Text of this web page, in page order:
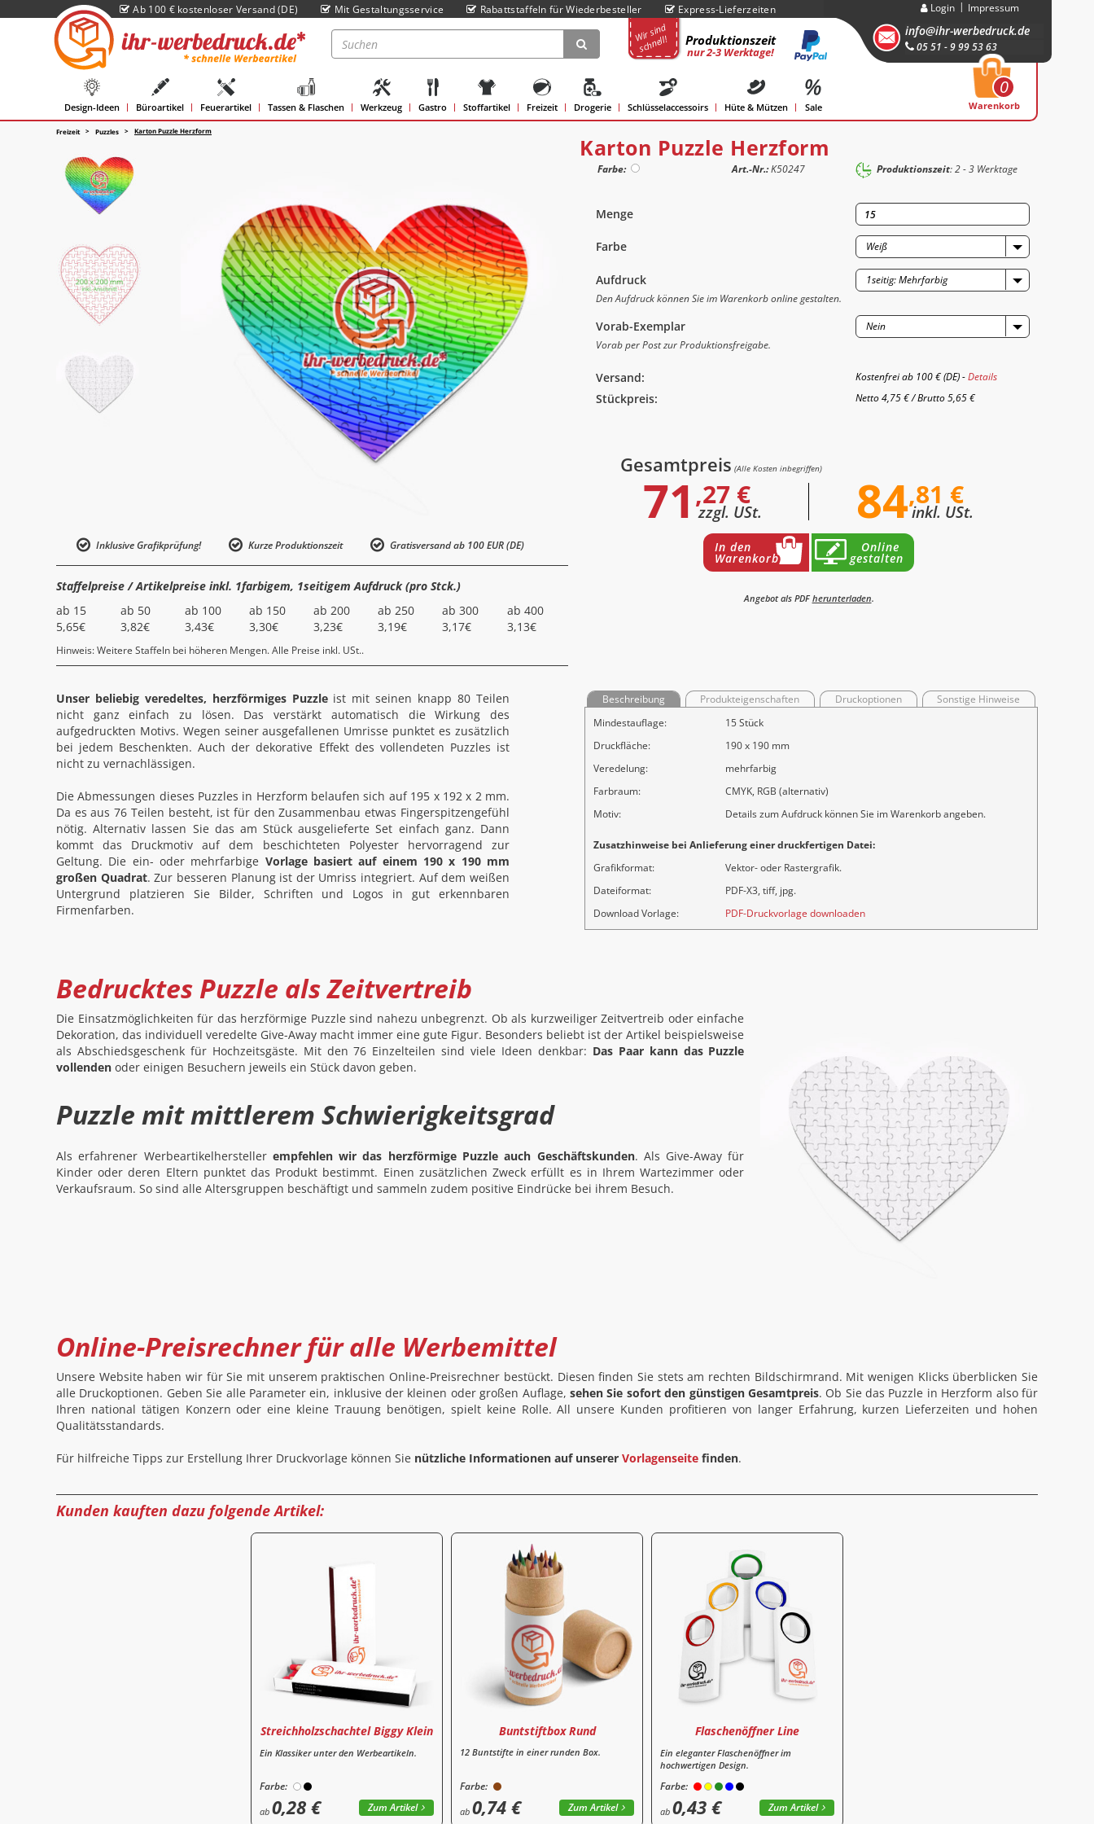
Ab 100 € kostenloser Versand (DE) Mit Gestaltungsservice Rabattstaffeln für Wiederbesteller Express-Lieferzeiten Login Impressum
info@ihr-werbedruck.de
05 51 - 9 99 53 63
0
Warenkorb
Wir sind
schnell! Produktionszeit
nur 2-3 Werktage!
Design-Ideen Büroartikel Feuerartikel Tassen & Flaschen Werkzeug Gastro Stoffartikel Freizeit Drogerie Schlüsselaccessoirs Hüte & Mützen Sale
Freizeit Puzzles Karton Puzzle Herzform
Inklusive Grafikprüfung! Kurze Produktionszeit Gratisversand ab 100 EUR (DE)
Staffelpreise / Artikelpreise inkl. 1farbigem, 1seitigem Aufdruck (pro Stck.)
ab 15
5,65€
ab 50
3,82€
ab 100
3,43€
ab 150
3,30€
ab 200
3,23€
ab 250
3,19€
ab 300
3,17€
ab 400
3,13€
Hinweis: Weitere Staffeln bei höheren Mengen. Alle Preise inkl. USt..
Karton Puzzle Herzform
Farbe: Art.-Nr.:K50247 Produktionszeit: 2 - 3 Werktage
Menge
Farbe Weiß
Aufdruck
1seitig: Mehrfarbig
Den Aufdruck können Sie im Warenkorb online gestalten.
Vorab-Exemplar
Nein
Vorab per Post zur Produktionsfreigabe.
Versand: Kostenfrei ab 100 € (DE) -Details
Stückpreis: Netto 4,75 € /Brutto 5,65 €
Gesamtpreis (Alle Kosten inbegriffen)
71 ,27 €
zzgl. USt. 84,81 €
inkl. USt.
In den
Warenkorb
Online
gestalten
Angebot als PDF herunterladen.
Unser beliebig veredeltes, herzförmiges Puzzleist mit seinen knapp 80 Teilen
nicht ganz einfach zu lösen. Das verstärkt automatisch die Wirkung des
aufgedruckten Motivs. Wegen seiner ausgefallenen Umrisse punktet es zusätzlich
bei jedem Beschenkten. Auch der dekorative Effekt des vollendeten Puzzles ist
nicht zu vernachlässigen.
Die Abmessungen dieses Puzzles in Herzform belaufen sich auf 195 x 192 x 2 mm.
Da es aus 76 Teilen besteht, ist für den Zusammenbau etwas Fingerspitzengefühl
nötig. Alternativ lassen Sie das am Stück ausgelieferte Set einfach ganz. Dann
kommt das Druckmotiv auf dem beschichteten Polyester hervorragend zur
Geltung. Die ein- oder mehrfarbige Vorlage basiert auf einem 190 x 190 mm
großen Quadrat. Zur besseren Planung ist der Umriss integriert. Auf dem weißen
Untergrund platzieren Sie Bilder, Schriften und Logos in gut erkennbaren
Firmenfarben.
Beschreibung Produkteigenschaften Druckoptionen
Sonstige Hinweise
Mindestauflage:
15 Stück
Druckfläche:
190 x 190 mm
Veredelung:
mehrfarbig
Farbraum:
CMYK, RGB (alternativ)
Motiv:
Details zum Aufdruck können Sie im Warenkorb angeben.
Zusatzhinweise bei Anlieferung einer druckfertigen Datei:
Grafikformat:
Vektor- oder Rastergrafik.
Dateiformat:
PDF-X3, tiff, jpg.
Download Vorlage:
PDF-Druckvorlage downloaden
Bedrucktes Puzzle als Zeitvertreib
Die Einsatzmöglichkeiten für das herzförmige Puzzle sind nahezu unbegrenzt. Ob als kurzweiliger Zeitvertreib oder einfache
Dekoration, das individuell veredelte Give-Away macht immer eine gute Figur. Besonders beliebt ist der Artikel beispielsweise
als Abschiedsgeschenk für Hochzeitsgäste. Mit den 76 Einzelteilen sind viele Ideen denkbar: Das Paar kann das Puzzle
vollenden oder einigen Besuchern jeweils ein Stück davon geben.
Puzzle mit mittlerem Schwierigkeitsgrad
Als erfahrener Werbeartikelhersteller empfehlen wir das herzförmige Puzzle auch Geschäftskunden. Als Give-Away für
Kinder oder deren Eltern punktet das Produkt bestimmt. Einen zusätzlichen Zweck erfüllt es in Ihrem Wartezimmer oder
Verkaufsraum. So sind alle Altersgruppen beschäftigt und sammeln zudem positive Eindrücke bei ihrem Besuch.
Online-Preisrechner für alle Werbemittel
Unsere Website haben wir für Sie mit unserem praktischen Online-Preisrechner bestückt. Diesen finden Sie stets am rechten Bildschirmrand. Mit wenigen Klicks überblicken Sie
alle Druckoptionen. Geben Sie alle Parameter ein, inklusive der kleinen oder großen Auflage, sehen Sie sofort den günstigen Gesamtpreis. Ob Sie das Puzzle in Herzform also für
Ihren national tätigen Konzern oder eine kleine Trauung benötigen, spielt keine Rolle. All unsere Kunden profitieren von langer Erfahrung, kurzen Lieferzeiten und hohen
Qualitätsstandards.
Für hilfreiche Tipps zur Erstellung Ihrer Druckvorlage können Sie nützliche Informationen auf unserer Vorlagenseite finden.
Kunden kauften dazu folgende Artikel:
Streichholzschachtel Biggy Klein
Ein Klassiker unter den Werbeartikeln.
Farbe:
ab 0,28 € Zum Artikel
Buntstiftbox Rund
12 Buntstifte in einer runden Box.
Farbe:
ab 0,74 € Zum Artikel
Flaschenöffner Line
Ein eleganter Flaschenöffner im
hochwertigen Design.
Farbe:
ab 0,43 € Zum Artikel